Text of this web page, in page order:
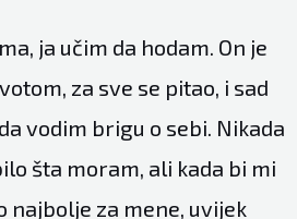
ja učim da hodam. On je
za sve se pitao, i sad
vodim brigu o sebi. Nikada
šta moram, ali kada bi mi
najbolje za mene, uvijek